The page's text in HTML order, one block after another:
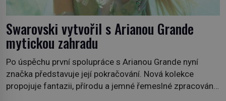
Swarovski vytvořil s Arianou Grande
mytickou zahradu
Po úspěchu první spolupráce s Arianou Grande nyní
značka představuje její pokračování. Nová kolekce
propojuje fantazii, přírodu a jemné řemeslné zpracování